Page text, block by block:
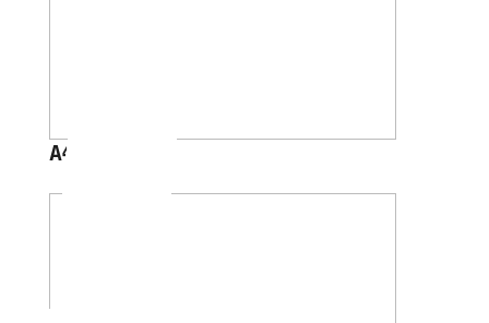
A4618J